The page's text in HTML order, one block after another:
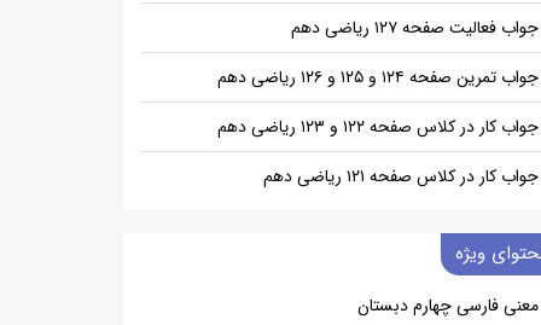
جواب فعالیت صفحه ۱۲۷ ریاضی دهم
جواب تمرین صفحه ۱۲۴ و ۱۲۵ و ۱۲۶ ریاضی دهم
جواب کار در کلاس صفحه ۱۲۲ و ۱۲۳ ریاضی دهم
جواب کار در کلاس صفحه ۱۲۱ ریاضی دهم
ویژه
معنی فارسی چهارم دبستان